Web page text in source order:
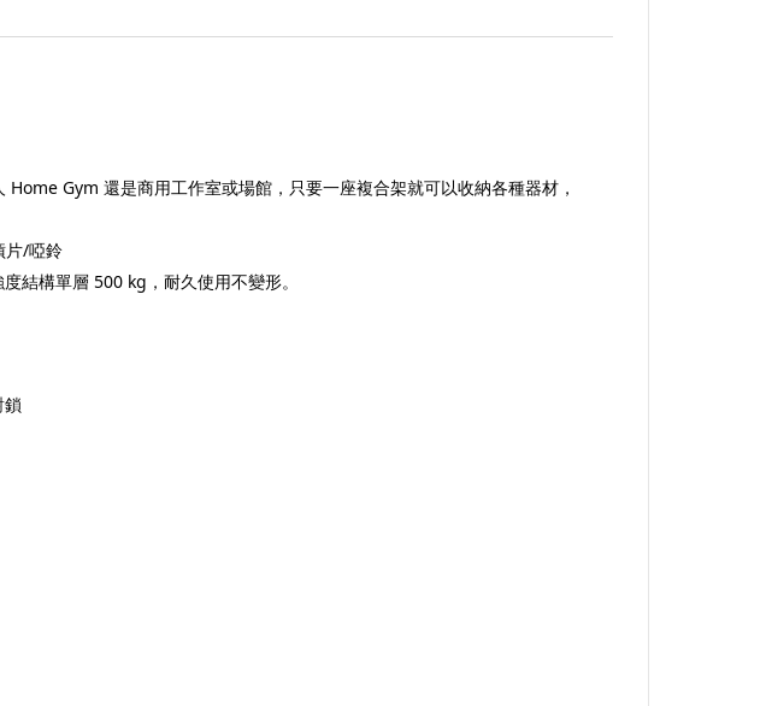
Home Gym 還是商用工作室或場館，只要一座複合架就可以收納各種器材，
片/啞鈴
度結構單層 500 kg ，耐久使用不變形。
鎖